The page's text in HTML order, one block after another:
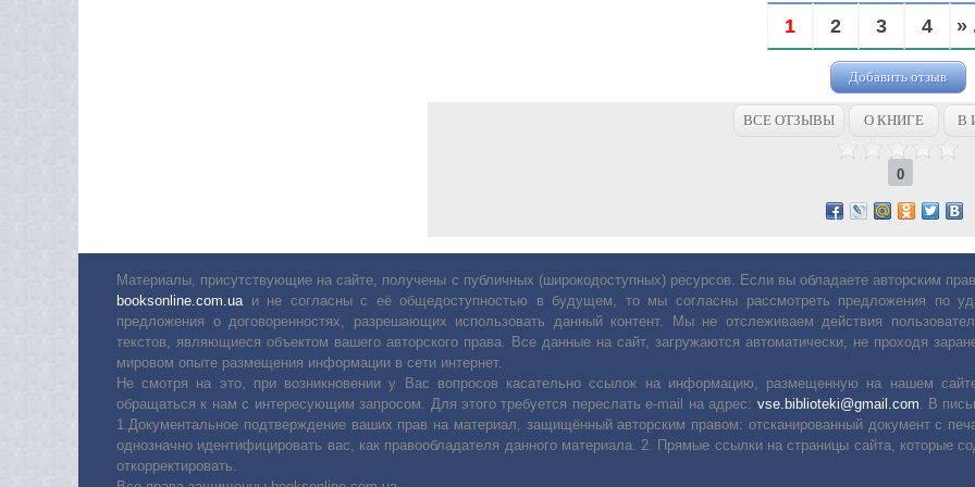
1 2 3 4 »
Добавить отзыв
ВСЕ ОТЗЫВЫ О КНИГЕ В
0
Материалы, присутствующие на сайте, получены с публичных (широкодоступных) ресурсов. Если вы обладаете авторским
booksonline.com.ua и не согласны с её общедоступностью в будущем, то мы согласны рассмотреть предложения по
предложения о договоренностях, разрешающих использовать данный контент. Мы не отслеживаем действия
текстов, являющиеся объектом вашего авторского права. Все данные на сайт, загружаются автоматически, не проходя
мировом опыте размещения информации в сети интернет.
Не смотря на это, при возникновении у Вас вопросов касательно ссылок на информацию, размещенную на нашем
обращаться к нам с интересующим запросом. Для этого требуется переслать е-mail на адрес: vse.biblioteki@gmail.com . В
1.Документальное подтверждение ваших прав на материал, защищённый авторским правом: отсканированный документ с
однозначно идентифицировать вас, как правообладателя данного материала. 2. Прямые ссылки на страницы сайта, которые
откорректировать.